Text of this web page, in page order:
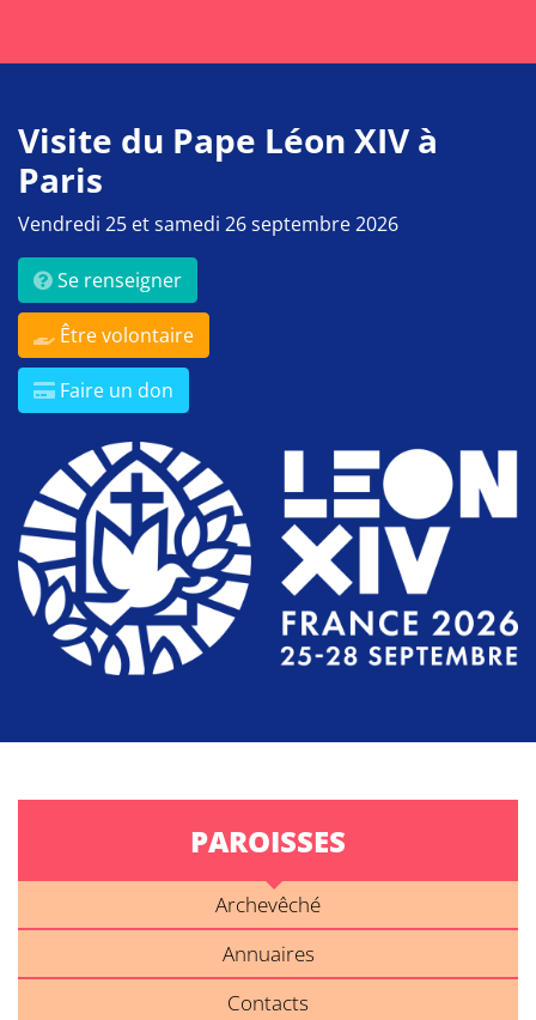
Visite du Pape Léon XIV à
Paris
Vendredi 25 et samedi 26 septembre 2026
Se renseigner
Être volontaire
Faire un don
PAROISSES
Archevêché
Annuaires
Contacts